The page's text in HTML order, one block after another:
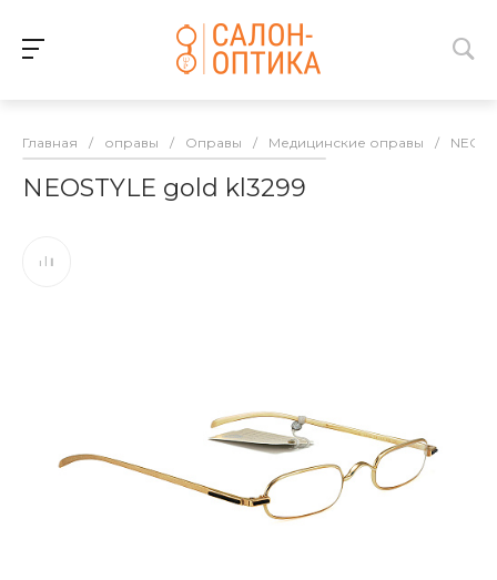
Главная / оправы / Оправы / Медицинские оправы /
NEOSTYLE gold kl3299